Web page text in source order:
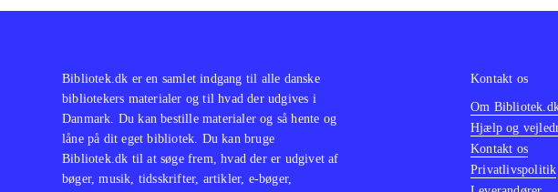
Bibliotek.dk er en samlet indgang til alle danske
bibliotekers materialer og til hvad der udgives i
Danmark. Du kan bestille materialer og så hente og
låne på dit eget bibliotek. Du kan bruge
Bibliotek.dk til at søge frem, hvad der er udgivet af
bøger, musik, tidsskrifter, artikler, e-bøger,
Kontakt os
Om
Hjælp og
Kontakt os
Privatlivspolitik